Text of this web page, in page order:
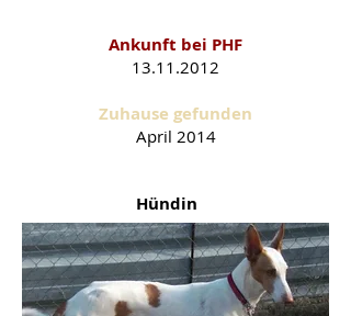
Ankunft bei PHF
13.11.2012
Zuhause gefunden
April 2014
Hündin